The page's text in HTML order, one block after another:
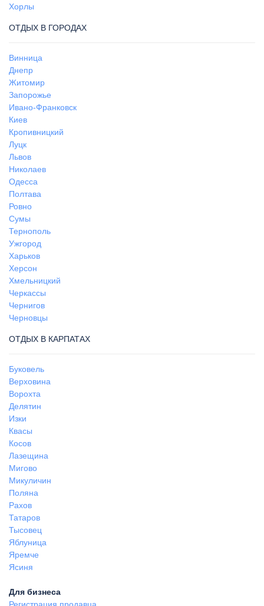
Хорлы
ОТДЫХ В ГОРОДАХ
Винница
Днепр
Житомир
Запорожье
Ивано-Франковск
Киев
Кропивницкий
Луцк
Львов
Николаев
Одесса
Полтава
Ровно
Сумы
Тернополь
Ужгород
Харьков
Херсон
Хмельницкий
Черкассы
Чернигов
Черновцы
ОТДЫХ В КАРПАТАХ
Буковель
Верховина
Ворохта
Делятин
Изки
Квасы
Косов
Лазещина
Мигово
Микуличин
Поляна
Рахов
Татаров
Тысовец
Яблуница
Яремче
Ясиня
Для бизнеса